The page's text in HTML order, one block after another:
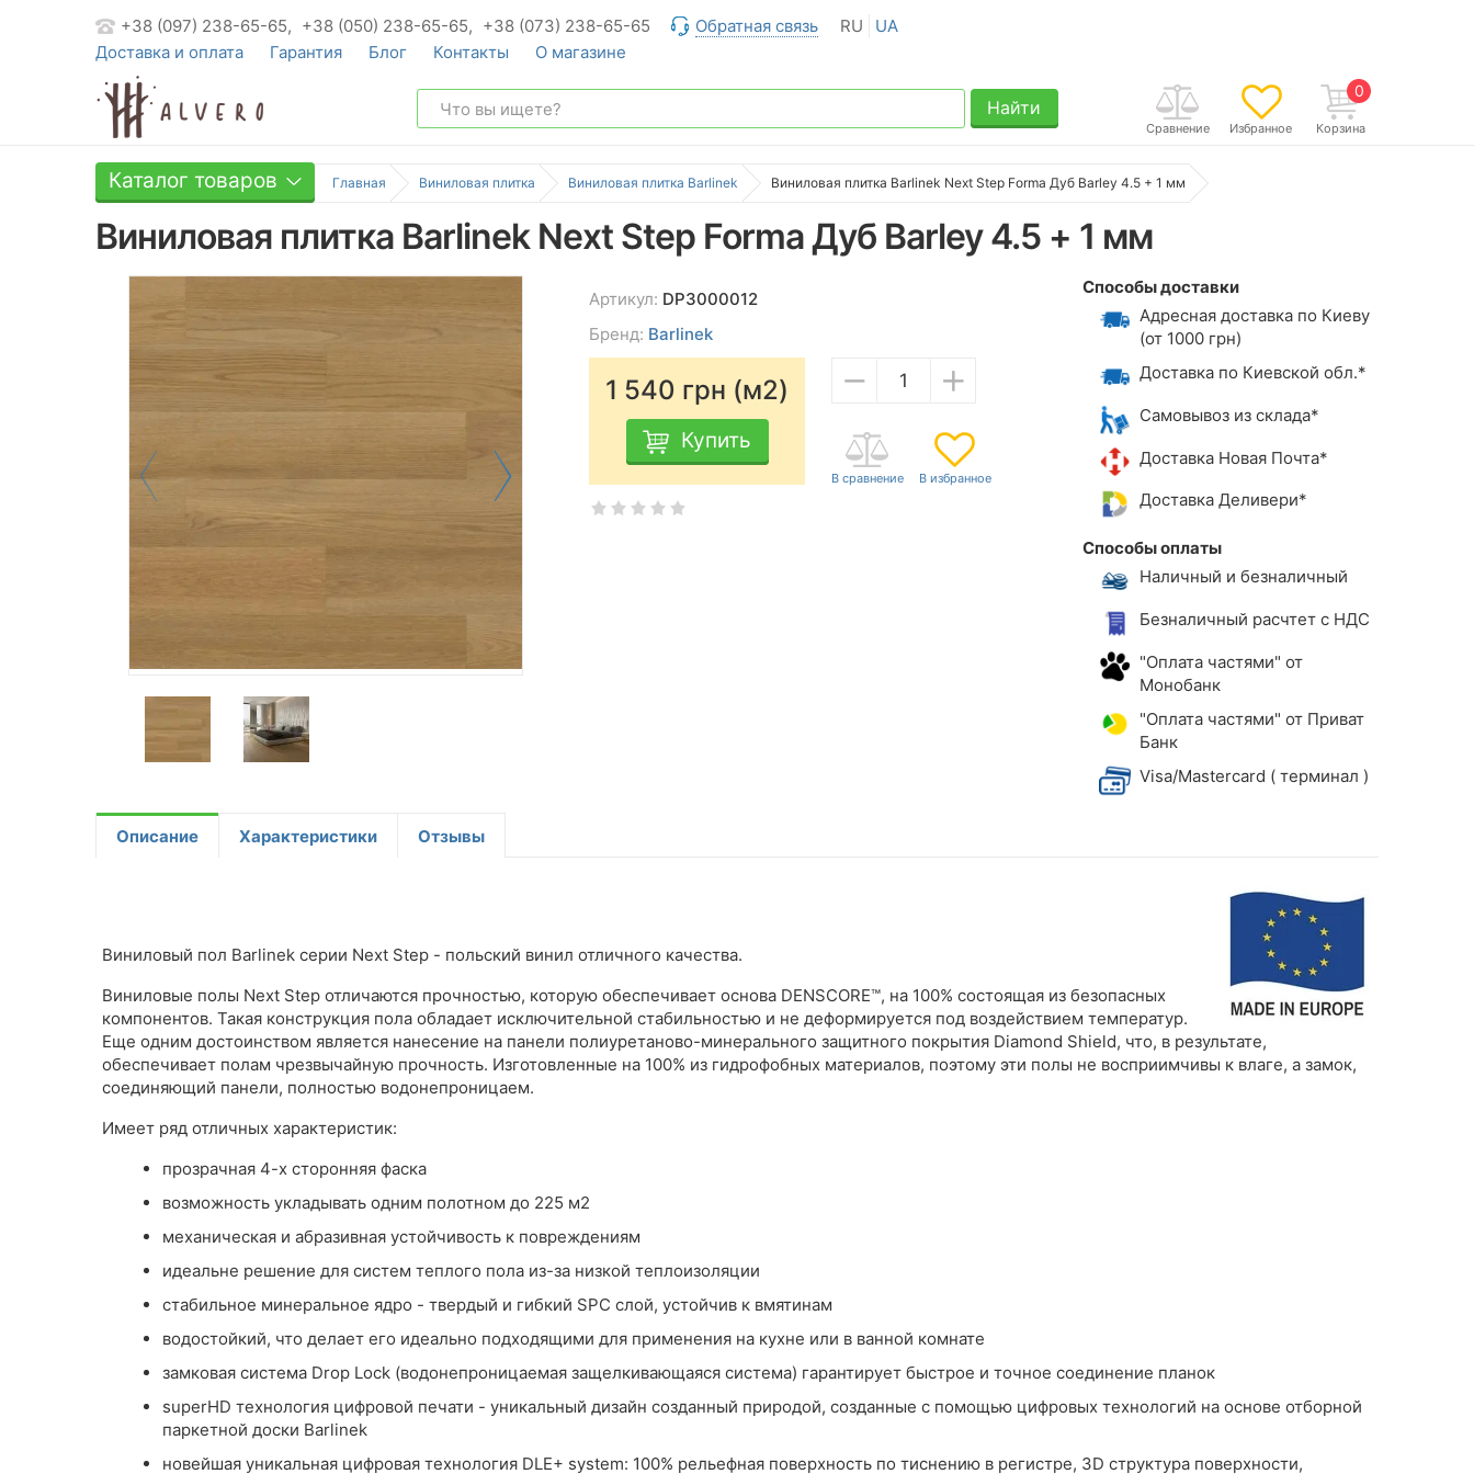
+38 (097) 238-65-65, +38 (050) 238-65-65, +38 (073) 238-65-65 Обратная связь RU
UA
Доставка и оплата
Гарантия Блог Контакты О магазине
0
Корзина
Избранное
Сравнение
Найти
Каталог товаров Главная Виниловая плитка Виниловая плитка Barlinek Виниловая плитка Barlinek Next Step Forma Дуб Barley 4.5 + 1 мм
Виниловая плитка Barlinek Next Step Forma Дуб Barley 4.5 + 1 мм
Артикул: DP3000012
Бренд: Barlinek
1 540 грн (м2)
Купить
− +
Способы доставки
Адресная доставка по Киеву
(от 1000 грн)
Доставка по Киевской обл.*
Самовывоз из склада*
Доставка Новая Почта*
Доставка Деливери*
Способы оплаты
Наличный и безналичный
Безналичный расчтет с НДС
"Оплата частями" от
Монобанк
"Оплата частями" от Приват
Банк
Visa/Mastercard ( терминал )
Описание Характеристики Отзывы
Виниловый пол Barlinek серии Next Step - польский винил отличного качества.
Виниловые полы Next Step отличаются прочностью, которую обеспечивает основа DENSCORE™, на 100% состоящая из безопасных
компонентов. Такая конструкция пола обладает исключительной стабильностью и не деформируется под воздействием температур.
Еще одним достоинством является нанесение на панели полиуретаново-минерального защитного покрытия Diamond Shield, что, в результате,
обеспечивает полам чрезвычайную прочность. Изготовленные на 100% из гидрофобных материалов, поэтому эти полы не восприимчивы к влаге, а замок,
соединяющий панели, полностью водонепроницаем.
Имеет ряд отличных характеристик:
прозрачная 4-х сторонняя фаска
возможность укладывать одним полотном до 225 м2
механическая и абразивная устойчивость к повреждениям
идеальне решение для систем теплого пола из-за низкой теплоизоляции
стабильное минеральное ядро ​​- твердый и гибкий SPC слой, устойчив к вмятинам
водостойкий, что делает его идеально подходящими для применения на кухне или в ванной комнате
замковая система Drop Lock (водонепроницаемая защелкивающаяся система) гарантирует быстрое и точное соединение планок
superHD технология цифровой печати - уникальный дизайн созданный природой, созданные с помощью цифровых технологий на основе отборной
паркетной доски Barlinek
новейшая уникальная цифровая технология DLE+ system: 100% рельефная поверхность по тиснению в регистре, 3D структура поверхности,